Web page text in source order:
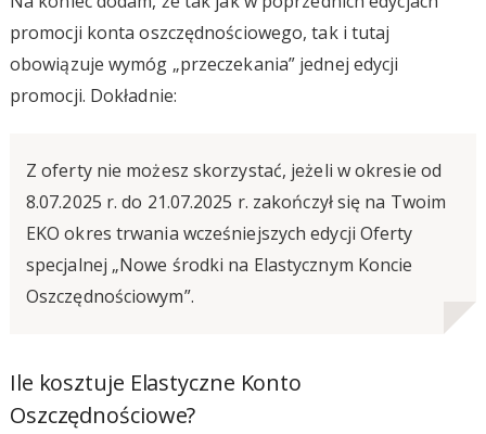
promocji konta oszczędnościowego, tak i tutaj
obowiązuje wymóg „przeczekania” jednej edycji
promocji. Dokładnie:
Z oferty nie możesz skorzystać, jeżeli w okresie od
8.07.2025 r. do 21.07.2025 r. zakończył się na Twoim
EKO okres trwania wcześniejszych edycji Oferty
specjalnej „Nowe środki na Elastycznym Koncie
Oszczędnościowym”.
Ile kosztuje Elastyczne Konto
Oszczędnościowe?